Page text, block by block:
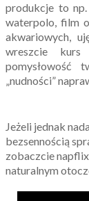
produkcje to
waterpolo, film
akwariowych,
wreszcie kurs
pomysłowość
„nudności”
Jeżeli jednak
bezsennością
zobaczcie
naturalnym